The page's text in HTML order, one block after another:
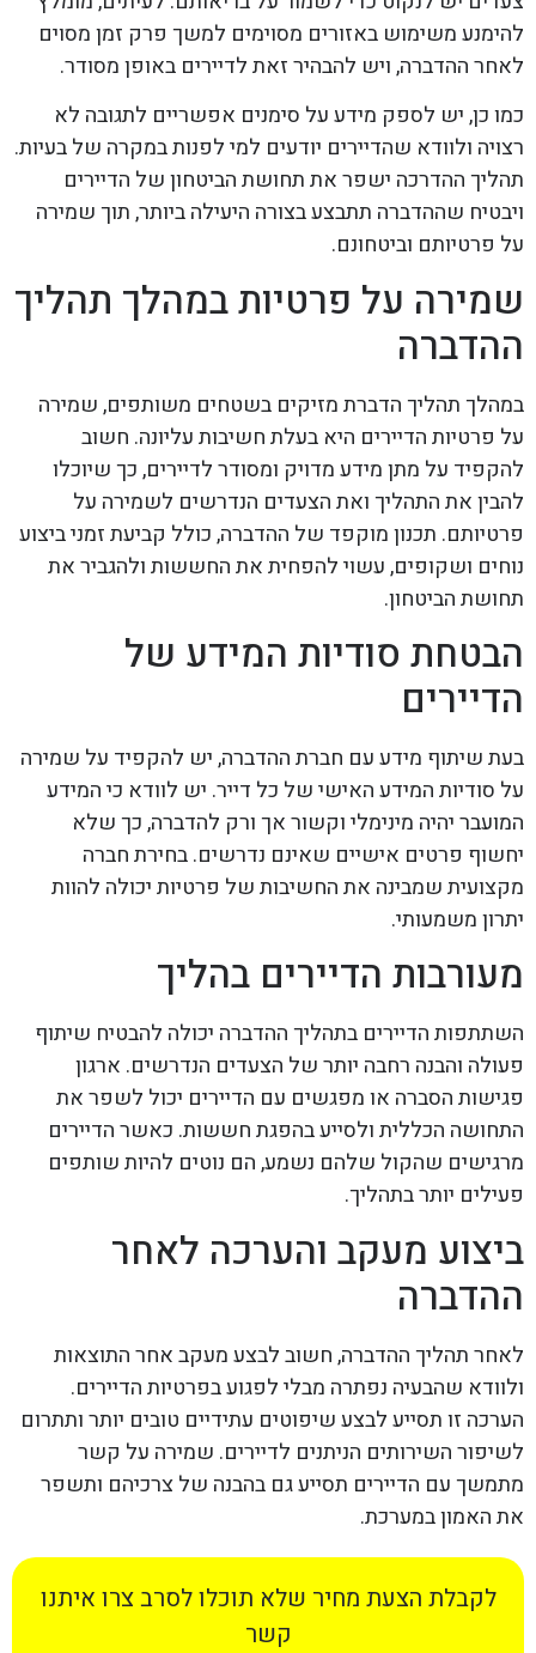
להימנע משימוש באזורים מסוימים למשך פרק זמן מסוים
לאחר ההדברה, ויש להבהיר זאת לדיירים באופן מסודר.
כמו כן, יש לספק מידע על סימנים אפשריים לתגובה לא
רצויה ולוודא שהדיירים יודעים למי לפנות במקרה של בעיות.
תהליך ההדרכה ישפר את תחושת הביטחון של הדיירים
ויבטיח שההדברה תתבצע בצורה היעילה ביותר, תוך שמירה
על פרטיותם וביטחונם.
שמירה על פרטיות במהלך תהליך
ההדברה
במהלך תהליך הדברת מזיקים בשטחים משותפים, שמירה
על פרטיות הדיירים היא בעלת חשיבות עליונה. חשוב
להקפיד על מתן מידע מדויק ומסודר לדיירים, כך שיוכלו
להבין את התהליך ואת הצעדים הנדרשים לשמירה על
פרטיותם. תכנון מוקפד של ההדברה, כולל קביעת זמני ביצוע
נוחים ושקופים, עשוי להפחית את החששות ולהגביר את
תחושת הביטחון.
הבטחת סודיות המידע של
הדיירים
בעת שיתוף מידע עם חברת ההדברה, יש להקפיד על שמירה
על סודיות המידע האישי של כל דייר. יש לוודא כי המידע
המועבר יהיה מינימלי וקשור אך ורק להדברה, כך שלא
יחשוף פרטים אישיים שאינם נדרשים. בחירת חברה
מקצועית שמבינה את החשיבות של פרטיות יכולה להוות
יתרון משמעותי.
מעורבות הדיירים בהליך
השתתפות הדיירים בתהליך ההדברה יכולה להבטיח שיתוף
פעולה והבנה רחבה יותר של הצעדים הנדרשים. ארגון
פגישות הסברה או מפגשים עם הדיירים יכול לשפר את
התחושה הכללית ולסייע בהפגת חששות. כאשר הדיירים
מרגישים שהקול שלהם נשמע, הם נוטים להיות שותפים
פעילים יותר בתהליך.
ביצוע מעקב והערכה לאחר
ההדברה
לאחר תהליך ההדברה, חשוב לבצע מעקב אחר התוצאות
ולוודא שהבעיה נפתרה מבלי לפגוע בפרטיות הדיירים.
הערכה זו תסייע לבצע שיפוטים עתידיים טובים יותר ותתרום
לשיפור השירותים הניתנים לדיירים. שמירה על קשר
מתמשך עם הדיירים תסייע גם בהבנה של צרכיהם ותשפר
את האמון במערכת.
לקבלת הצעת מחיר שלא תוכלו לסרב צרו איתנו
קשר